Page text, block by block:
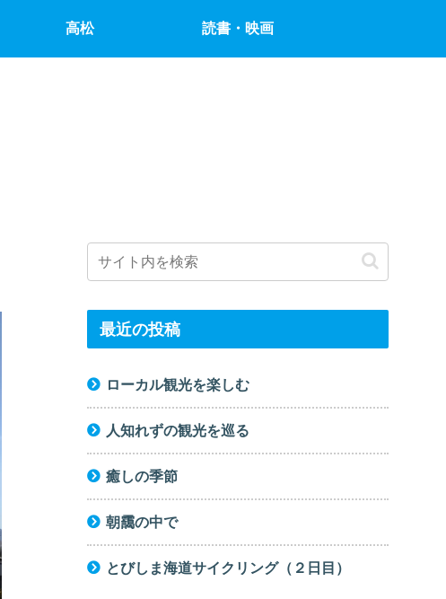
高松 読書・映画
最近の投稿
ローカル観光を楽しむ
人知れずの観光を巡る
癒しの季節
朝靄の中で
とびしま海道サイクリング（２日目）